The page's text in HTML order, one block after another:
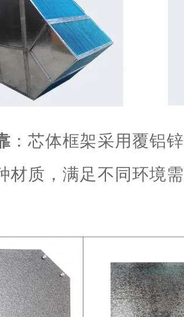
：芯体框架采用覆铝
材质，满足不同环境